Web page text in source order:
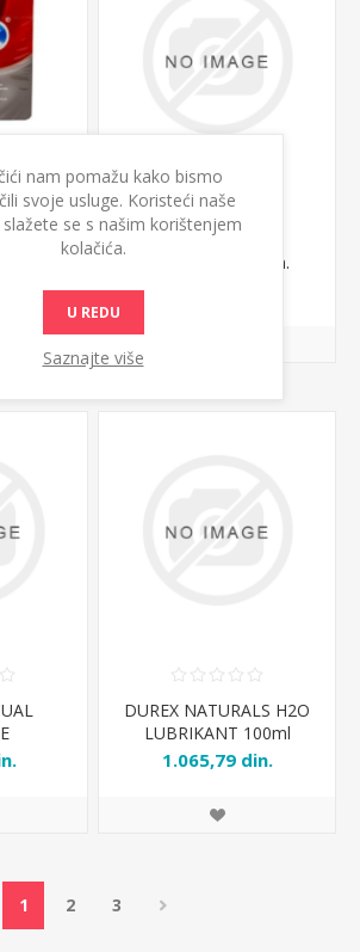
DUREX INTENSE
ORGASMIC 1 kom.
DUREX NATURALS H2O
LUBRIKANT 100ml
1.065,79 din.
1 2 3
nam pomažu kako bismo
svoje usluge. Koristeći naše
se s našim korištenjem
kolačića.
U REDU
Saznajte više